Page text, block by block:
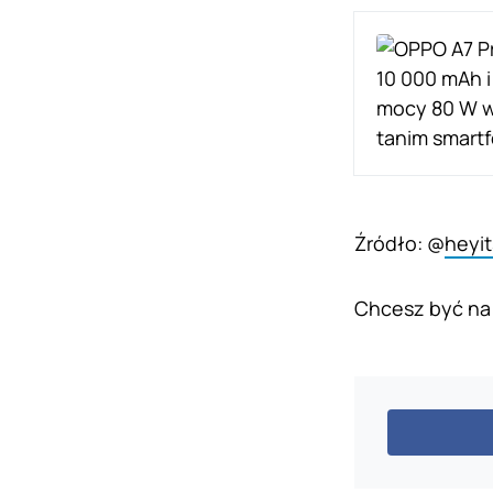
Źródło: @
Chcesz być